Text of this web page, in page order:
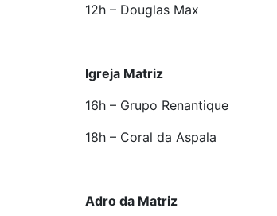
12h – Douglas Max
Igreja Matriz
16h – Grupo Renantique
18h – Coral da Aspala
Adro da Matriz